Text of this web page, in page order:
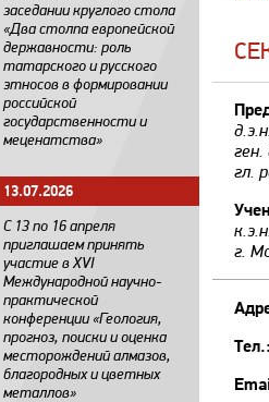
заседании круглого стола
«Два столпа европейской
державности: роль
татарского и русского
этносов в формировании
российской
государственности и
меценатства»
13.07.2026
С 13 по 16 апреля
приглашаем принять
участие в XVI
Международной научно-
практической
конференции «Геология,
прогноз, поиски и оценка
месторождений алмазов,
благородных и цветных
металлов»
гл.
г.
Тел.: